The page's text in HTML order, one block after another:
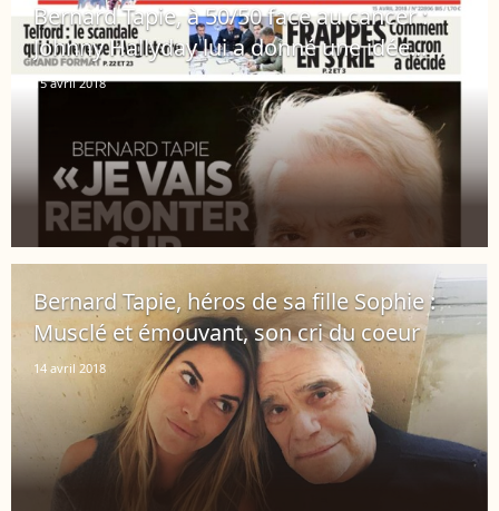
Bernard Tapie, à 50/50 face au cancer :
Johnny Hallyday lui a donné une idée...
15 avril 2018
Bernard Tapie, héros de sa fille Sophie :
Musclé et émouvant, son cri du coeur
14 avril 2018